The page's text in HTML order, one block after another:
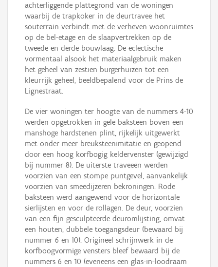
achterliggende plattegrond van de woningen
waarbij de trapkoker in de deurtravee het
souterrain verbindt met de verheven woonruimtes
op de bel-etage en de slaapvertrekken op de
tweede en derde bouwlaag. De eclectische
vormentaal alsook het materiaalgebruik maken
het geheel van zestien burgerhuizen tot een
kleurrijk geheel, beeldbepalend voor de Prins de
Lignestraat.
De vier woningen ter hoogte van de nummers 4-10
werden opgetrokken in gele baksteen boven een
manshoge hardstenen plint, rijkelijk uitgewerkt
met onder meer breuksteenimitatie en geopend
door een hoog korfbogig keldervenster (gewijzigd
bij nummer 8). De uiterste traveeën werden
voorzien van een stompe puntgevel, aanvankelijk
voorzien van smeedijzeren bekroningen. Rode
baksteen werd aangewend voor de horizontale
sierlijsten en voor de rollagen. De deur, voorzien
van een fijn gesculpteerde deuromlijsting, omvat
een houten, dubbele toegangsdeur (bewaard bij
nummer 6 en 10). Origineel schrijnwerk in de
korfboogvormige vensters bleef bewaard bij de
nummers 6 en 10 (eveneens een glas-in-loodraam